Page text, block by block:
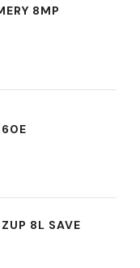
8MP
60E
8L SAVE